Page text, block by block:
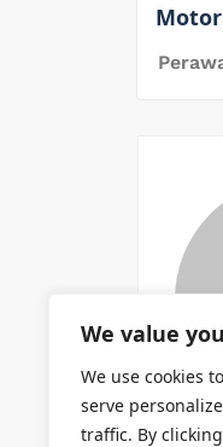
We value
We use cookies
serve
traffic. By
Motor